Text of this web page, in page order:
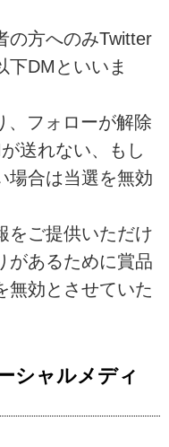
の方へのみTwitter
下DMといいま
、フォローが解除
送れない、もし
場合は当選を無効
をご提供いただけ
があるために賞品
無効とさせていた
シャルメディ